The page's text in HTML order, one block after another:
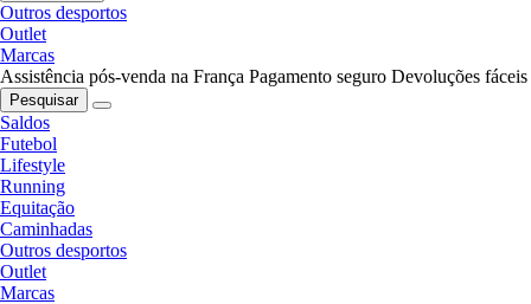
Outros desportos
Outlet
Marcas
Assistência pós-venda na França Pagamento seguro Devoluções fáceis
Pesquisar
Saldos
Futebol
Lifestyle
Running
Equitação
Caminhadas
Outros desportos
Outlet
Marcas